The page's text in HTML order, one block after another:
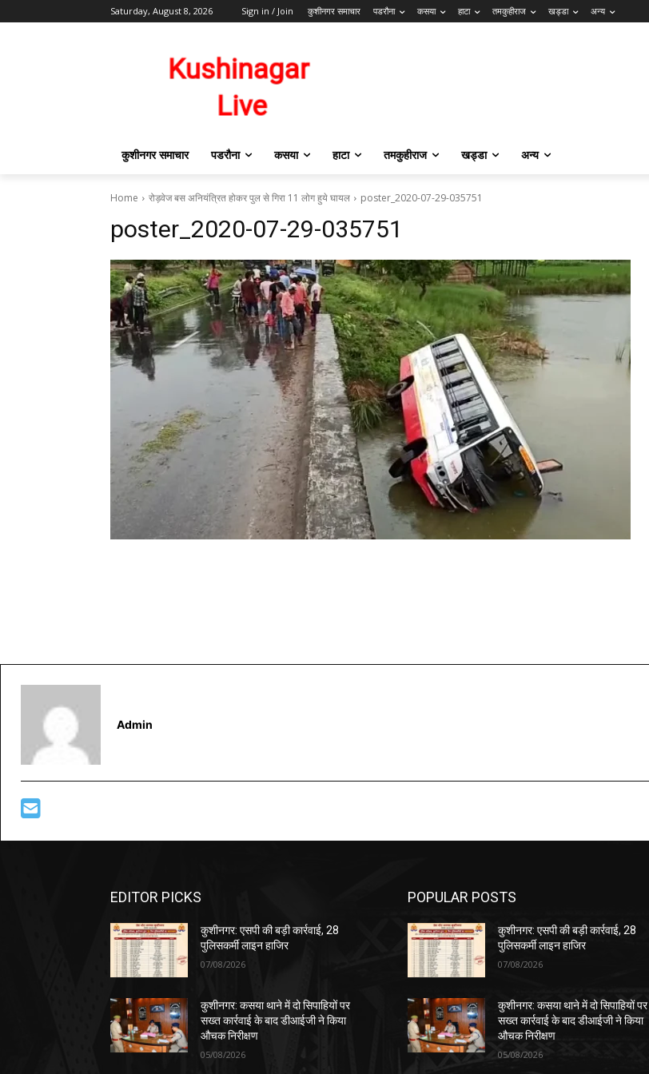
Saturday, August 8, 2026 Sign in / Join कुशीनगर समाचार पडरौना कसया हाटा तमकुहीराज खड्डा अन्य
कुशीनगर समाचार पडरौना कसया हाटा तमकुहीराज खड्डा अन्य
Home रोड़वेज बस अनियंत्रित होकर पुल से गिरा 11 लोग हुये घायल poster_2020-07-29-035751
poster_2020-07-29-035751
Admin
EDITOR PICKS
कुशीनगर: एसपी की बड़ी कार्रवाई, 28
पुलिसकर्मी लाइन हाजिर
07/08/2026
कुशीनगर: कसया थाने में दो सिपाहियों पर
सख्त कार्रवाई के बाद डीआईजी ने किया
औचक निरीक्षण
05/08/2026
POPULAR POSTS
कुशीनगर: एसपी की बड़ी कार्रवाई, 28
पुलिसकर्मी लाइन हाजिर
07/08/2026
कुशीनगर: कसया थाने में दो सिपाहियों पर
सख्त कार्रवाई के बाद डीआईजी ने किया
औचक निरीक्षण
05/08/2026